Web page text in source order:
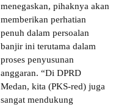
menegaskan, pihaknya akan
memberikan perhatian
penuh dalam persoalan
banjir ini terutama dalam
proses penyusunan
anggaran. “Di DPRD
Medan, kita (PKS-red) juga
sangat mendukung